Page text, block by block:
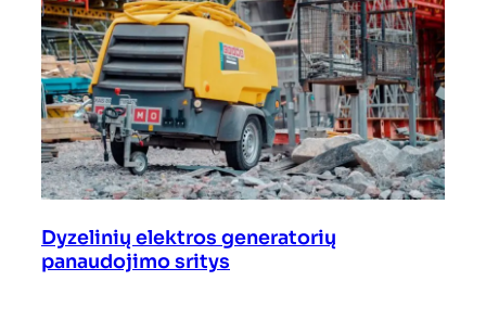
Dyzelinių elektros generatorių
panaudojimo sritys